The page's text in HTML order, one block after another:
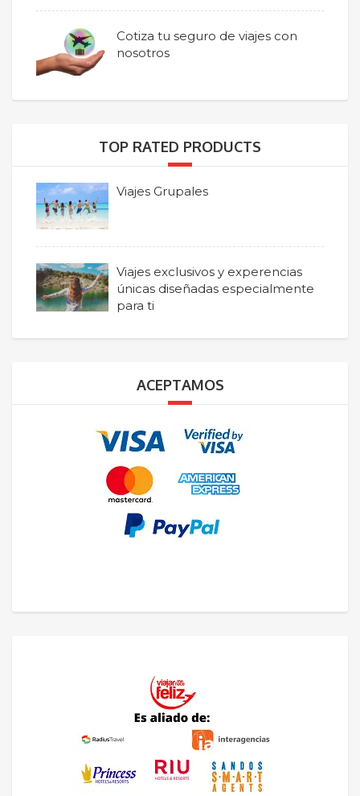
Cotiza tu seguro de viajes con
nosotros
TOP RATED PRODUCTS
Viajes Grupales
Viajes exclusivos y experencias
únicas diseñadas especialmente
para ti
ACEPTAMOS